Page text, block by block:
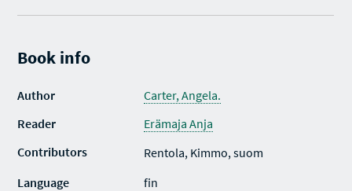
Book info
Author
Carter, Angela.
Reader
Erämaja Anja
Contributors
Rentola, Kimmo, suom
Language
fin